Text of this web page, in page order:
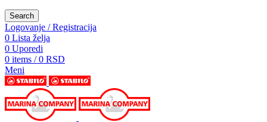
Search
Logovanje / Registracija
0 Lista želja
0 Uporedi
0 items / 0 RSD
Meni